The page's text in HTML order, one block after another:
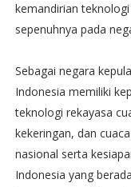
kemandirian
sepenuhnya pada
Sebagai negara
Indonesia memiliki
teknologi rekayasa
kekeringan, dan
nasional serta
Indonesia yang